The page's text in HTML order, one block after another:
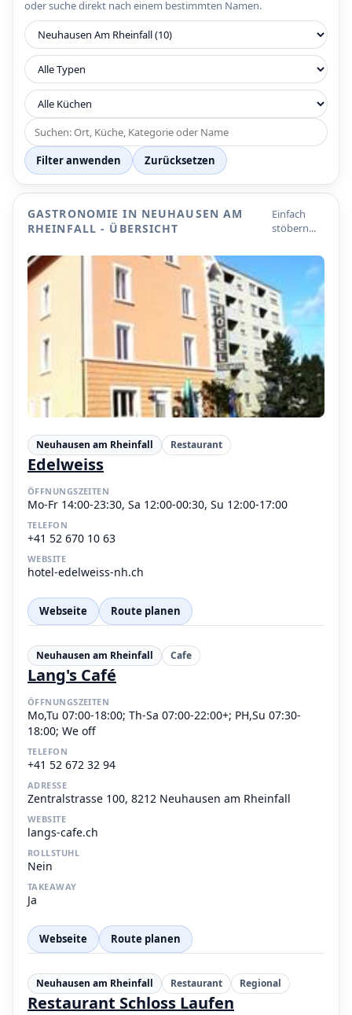
oder suche direkt nach einem bestimmten Namen.
Filter anwenden Zurücksetzen
GASTRONOMIE IN NEUHAUSEN AM
RHEINFALL - ÜBERSICHT
Einfach
stöbern...
Neuhausen am Rheinfall Restaurant
Edelweiss
ÖFFNUNGSZEITEN
Mo-Fr 14:00-23:30, Sa 12:00-00:30, Su 12:00-17:00
TELEFON
+41 52 670 10 63
WEBSITE
hotel-edelweiss-nh.ch
Webseite Route planen
Neuhausen am Rheinfall Cafe
Lang's Café
ÖFFNUNGSZEITEN
Mo,Tu 07:00-18:00; Th-Sa 07:00-22:00+; PH,Su 07:30-
18:00; We off
TELEFON
+41 52 672 32 94
ADRESSE
Zentralstrasse 100, 8212 Neuhausen am Rheinfall
WEBSITE
langs-cafe.ch
ROLLSTUHL
Nein
TAKEAWAY
Ja
Webseite Route planen
Neuhausen am Rheinfall Restaurant Regional
Restaurant Schloss Laufen